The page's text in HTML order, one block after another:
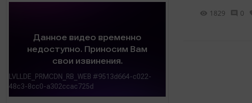
1829 0